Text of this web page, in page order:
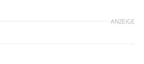
ANZEIGE